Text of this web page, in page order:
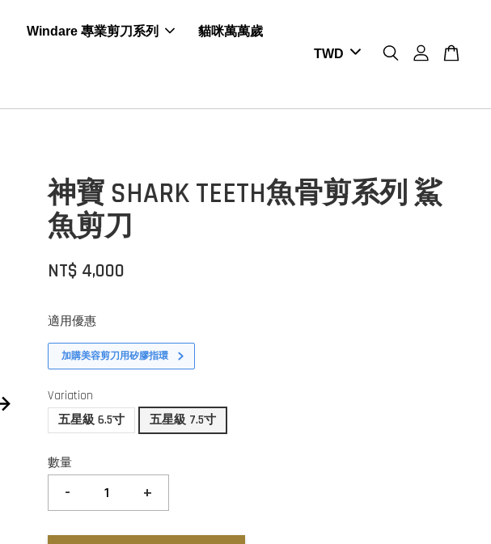
Windare 專業剪刀系列 貓咪萬萬歲
神寶 SHARK TEETH魚骨剪系列 鯊
魚剪刀
NT$ 4,000
適用優惠
加購美容剪刀用矽膠指環
Variation
五星級 6.5寸
五星級 7.5寸
數量
- +